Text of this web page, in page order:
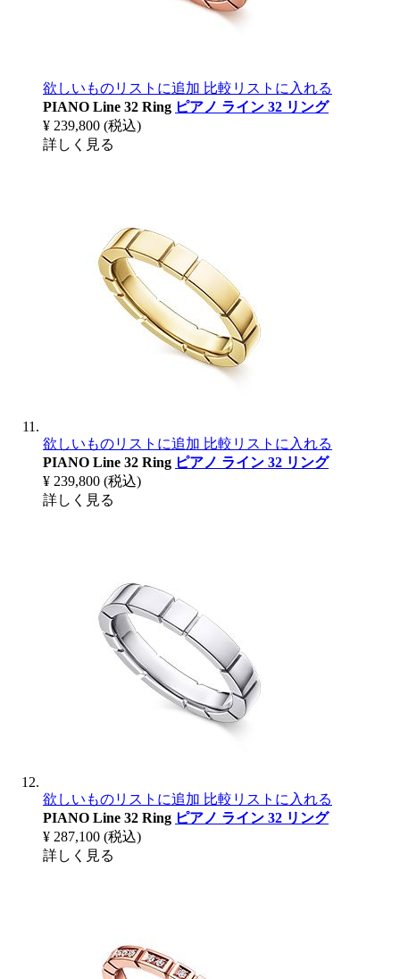
欲しいものリストに追加 比較リストに入れる
PIANO Line 32 Ring ピアノ ライン 32 リング
¥ 239,800 (税込)
詳しく見る
欲しいものリストに追加 比較リストに入れる
PIANO Line 32 Ring ピアノ ライン 32 リング
¥ 239,800 (税込)
詳しく見る
欲しいものリストに追加 比較リストに入れる
PIANO Line 32 Ring ピアノ ライン 32 リング
¥ 287,100 (税込)
詳しく見る